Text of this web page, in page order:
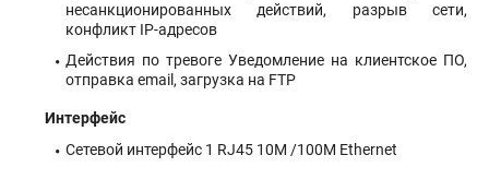
несанкционированных действий, разрыв сети,
конфликт IP-адресов
Действия по тревоге Уведомление на клиентское ПО,
отправка email, загрузка на FTP
Интерфейс
Сетевой интерфейс 1 RJ45 10M /100M Ethernet